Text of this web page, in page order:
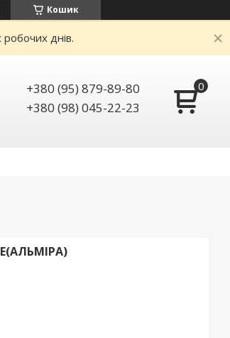
Кошик
днів.
+380 (95) 879-89-80
+380 (98) 045-22-23